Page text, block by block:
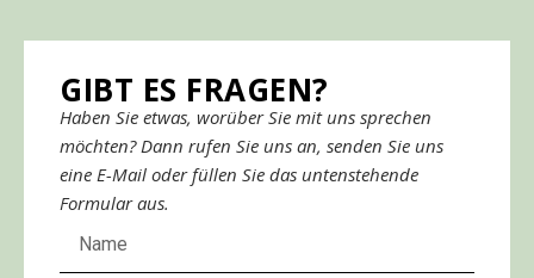
GIBT ES FRAGEN?
Haben Sie etwas, worüber Sie mit uns sprechen
möchten? Dann rufen Sie uns an, senden Sie uns
eine E-Mail oder füllen Sie das untenstehende
Formular aus.